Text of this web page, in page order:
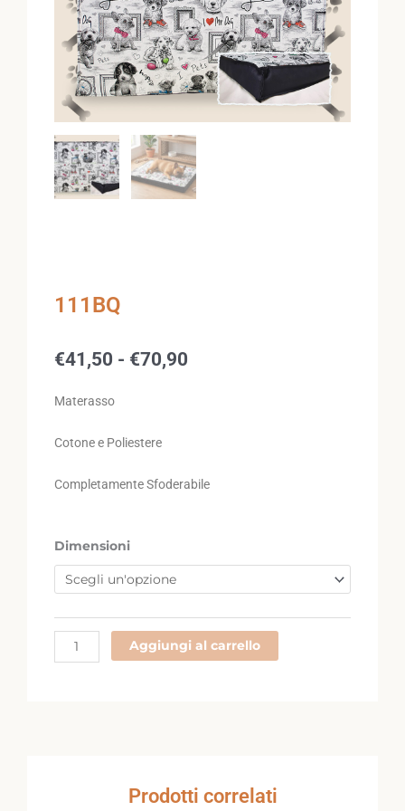
111BQ
€41,50 - €70,90
€70,90
Materasso
Cotone e Poliestere
Completamente Sfoderabile
Dimensioni
111BQ
quantità
Aggiungi al carrello
Prodotti correlati